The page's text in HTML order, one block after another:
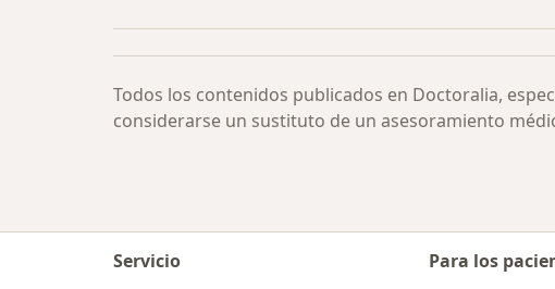
Todos los contenidos publicados en Doctoralia,
considerarse un sustituto de un asesoramiento
Servicio
Para los